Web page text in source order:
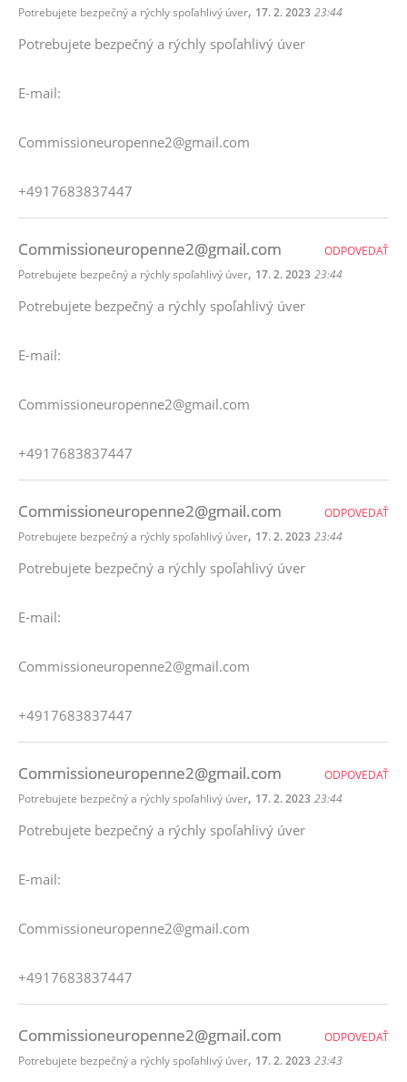
Potrebujete bezpečný a rýchly spoľahlivý úver, 17. 2. 2023 23:44
Potrebujete bezpečný a rýchly spoľahlivý úver
E-mail:
Commissioneuropenne2@gmail.com
+4917683837447
Commissioneuropenne2@gmail.com
Potrebujete bezpečný a rýchly spoľahlivý úver, 17. 2. 2023 23:44
Potrebujete bezpečný a rýchly spoľahlivý úver
E-mail:
Commissioneuropenne2@gmail.com
+4917683837447
ODPOVEDAŤ
Commissioneuropenne2@gmail.com
Potrebujete bezpečný a rýchly spoľahlivý úver, 17. 2. 2023 23:44
Potrebujete bezpečný a rýchly spoľahlivý úver
E-mail:
Commissioneuropenne2@gmail.com
+4917683837447
ODPOVEDAŤ
Commissioneuropenne2@gmail.com
Potrebujete bezpečný a rýchly spoľahlivý úver, 17. 2. 2023 23:44
Potrebujete bezpečný a rýchly spoľahlivý úver
E-mail:
Commissioneuropenne2@gmail.com
+4917683837447
ODPOVEDAŤ
Commissioneuropenne2@gmail.com
Potrebujete bezpečný a rýchly spoľahlivý úver, 17. 2. 2023 23:43
ODPOVEDAŤ